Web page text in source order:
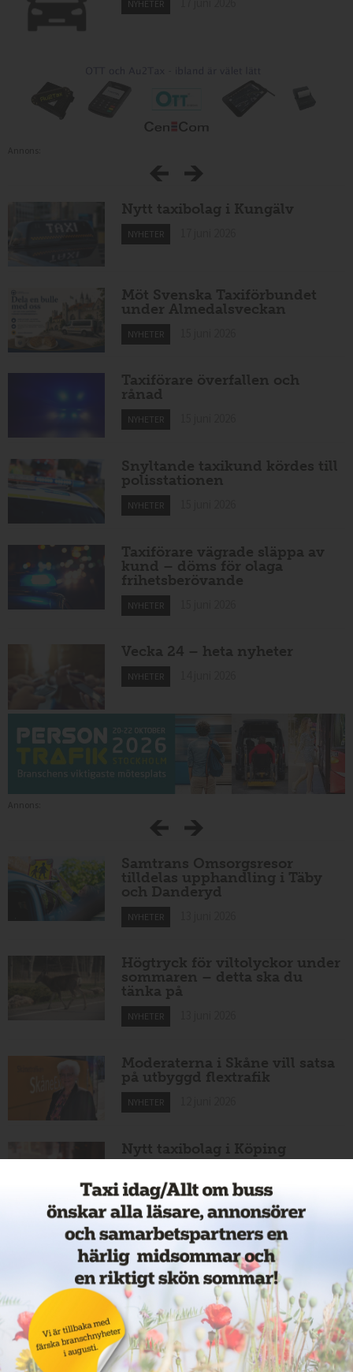
NYHETER
Nytt taxibolag i Kungälv
NYHETER
Möt Svenska Taxiförbundet
under Almedalsveckan
NYHETER
Taxiförare överfallen och
rånad
NYHETER
Snyltande taxikund kördes till
polisstationen
NYHETER
Taxiförare vägrade släppa av
kund – döms för olaga
frihetsberövande
NYHETER
Vecka 24 – heta nyheter
NYHETER
Samtrans Omsorgsresor
tilldelas upphandling i Täby
och Danderyd
NYHETER
Högtryck för viltolyckor under
sommaren – detta ska du
tänka på
NYHETER
Moderaterna i Skåne vill satsa
på utbyggd flextrafik
NYHETER
Nytt taxibolag i Köping
Cathrin byter från hamnar till
bussar
NYHETER 11 juni 2026
Nytt taxiföretag i Sigtuna
NYHETER 11 juni 2026